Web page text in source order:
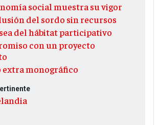
social muestra su vigor
del sordo sin recursos
del hábitat participativo
con un proyecto
extra monográfico